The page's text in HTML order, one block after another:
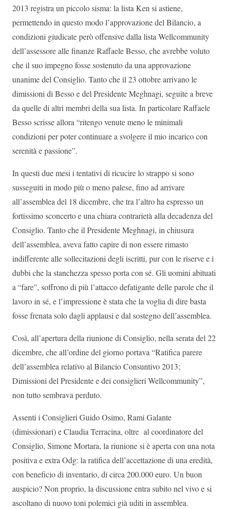
2013 registra un piccolo sisma: la lista Ken si astiene,
permettendo in questo modo l’approvazione del Bilancio, a
condizioni giudicate però offensive dalla lista Wellcommunity
dell’assessore alle finanze Raffaele Besso, che avrebbe voluto
che il suo impegno fosse sostenuto da una approvazione
unanime del Consiglio. Tanto che il 23 ottobre arrivano le
dimissioni di Besso e del Presidente Meghnagi, seguite a breve
da quelle di altri membri della sua lista. In particolare Raffaele
Besso scrisse allora “ritengo venute meno le minimali
condizioni per poter continuare a svolgere il mio incarico con
serenità e passione”.
In questi due mesi i tentativi di ricucire lo strappo si sono
susseguiti in modo più o meno palese, fino ad arrivare
all’assemblea del 18 dicembre, che tra l’altro ha espresso un
fortissimo sconcerto e una chiara contrarietà alla decadenza del
Consiglio. Tanto che il Presidente Meghnagi, in chiusura
dell’assemblea, aveva fatto capire di non essere rimasto
indifferente alle sollecitazioni degli iscritti, pur con le riserve e i
dubbi che la stanchezza spesso porta con sé. Gli uomini abituati
a “fare”, soffrono di più l’attacco defatigante delle parole che il
lavoro in sé, e l’impressione è stata che la voglia di dire basta
fosse frenata solo dagli applausi e dal sostegno dell’assemblea.
Così, all’apertura della riunione di Consiglio, nella serata del 22
dicembre, che all’ordine del giorno portava “Ratifica parere
dell’assemblea relativo al Bilancio Consuntivo 2013;
Dimissioni del Presidente e dei consiglieri Wellcommunity”,
non tutto sembrava perduto.
Assenti i Consiglieri Guido Osimo, Rami Galante
(dimissionari) e Claudia Terracina, oltre al coordinatore del
Consiglio, Simone Mortara, la riunione si è aperta con una nota
positiva e extra Odg: la ratifica dell’accettazione di una eredità,
con beneficio di inventario, di circa 200.000 euro. Un buon
auspicio? Non proprio, la discussione entra subito nel vivo e si
ascoltano di nuovo toni polemici già uditi in assemblea.